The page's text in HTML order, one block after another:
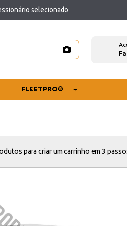
selecionado
FLEETPRO®
para criar um carrinho em 3